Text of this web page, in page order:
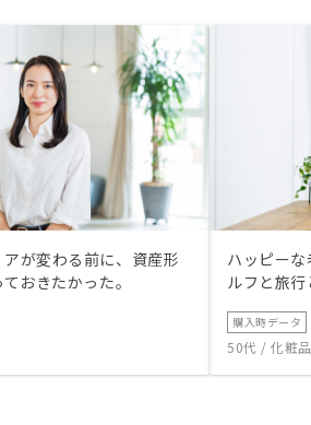
が変わる前に、資産形
おきたかった。
ハッピー
ルフと旅
購入時データ
50代 / 化粧